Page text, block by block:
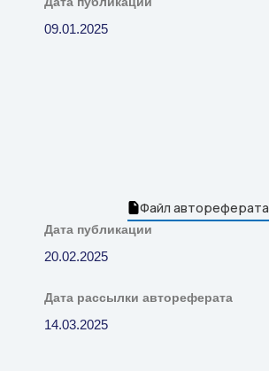
09.01.2025
Файл автореферата
Дата публикации
20.02.2025
Дата рассылки автореферата
14.03.2025